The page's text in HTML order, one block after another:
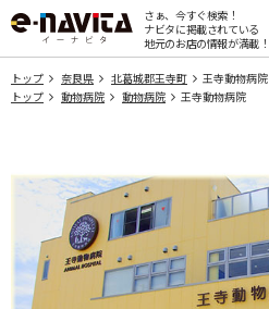
さぁ、今すぐ検索！
ナビタに掲載されている
地元のお店の情報が満載！
トップ 奈良県 北葛城郡王寺町
王寺動物病院
トップ
動物病院 動物病院 王寺動物病院